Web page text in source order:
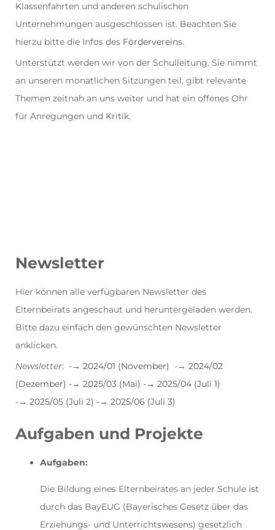
Klassenfahrten und anderen schulischen
Unternehmungen ausgeschlossen ist. Beachten Sie
hierzu bitte die Infos des Fördervereins.
Unterstützt werden wir von der Schulleitung. Sie nimmt
an unseren monatlichen Sitzungen teil, gibt relevante
Themen zeitnah an uns weiter und hat ein offenes Ohr
für Anregungen und Kritik.
Newsletter
Hier können alle verfügbaren Newsletter des
Elternbeirats angeschaut und heruntergeladen werden.
Bitte dazu einfach den gewünschten Newsletter
anklicken.
Newsletter: -→ 2024/01 (November) -→ 2024/02
(Dezember) -→ 2025/03 (Mai) -→ 2025/04 (Juli 1)
-→ 2025/05 (Juli 2) -→ 2025/06 (Juli 3)
Aufgaben und Projekte
Aufgaben:
Die Bildung eines Elternbeirates an jeder Schule ist
durch das BayEUG (Bayerisches Gesetz über das
Erziehungs- und Unterrichtswesens) gesetzlich